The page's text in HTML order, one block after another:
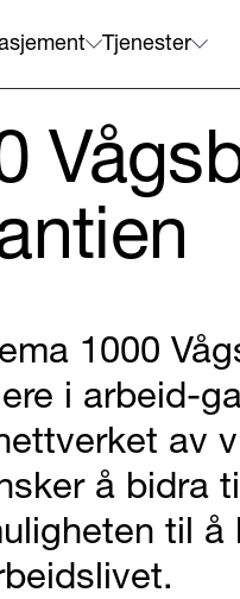
Tjenester
1000
i arbeid-
av
å bidra
til å